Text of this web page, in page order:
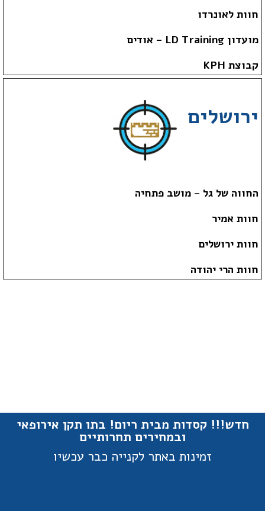
חוות לאונרדו
מועדון LD Training – אודים
קבוצת KPH
ירושלים
החווה של גל – מושב פתחיה
חוות אמיר
חוות ירושלים
חוות הרי יהודה
חדש!!! קסדות מבית ריום! בתו תקן אירופאי
ובמחירים תחרותיים
זמינות באתר לקנייה כבר עכשיו